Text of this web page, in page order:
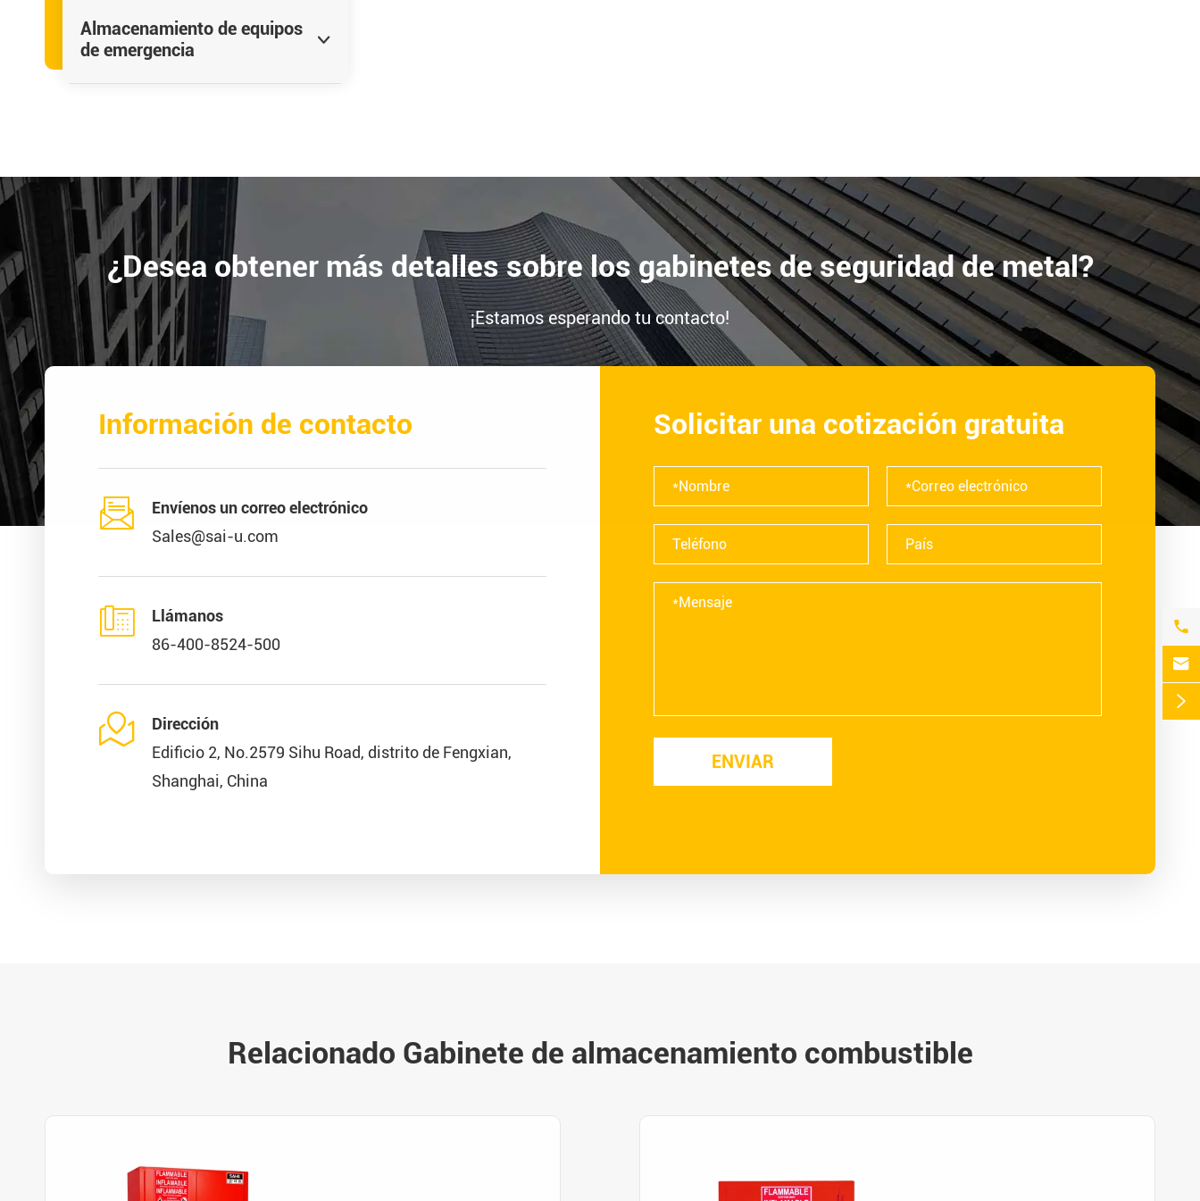
Almacenamiento de equipos
de emergencia

¿Desea obtener más detalles sobre los gabinetes de seguridad de metal?
¡Estamos esperando tu contacto!
Información de contacto

Envíenos un correo electrónico
Sales@sai-u.com

Llámanos
86-400-8524-500

Dirección
Edificio 2, No.2579 Sihu Road, distrito de Fengxian,
Shanghai, China
Solicitar una cotización gratuita
Relacionado Gabinete de almacenamiento combustible


